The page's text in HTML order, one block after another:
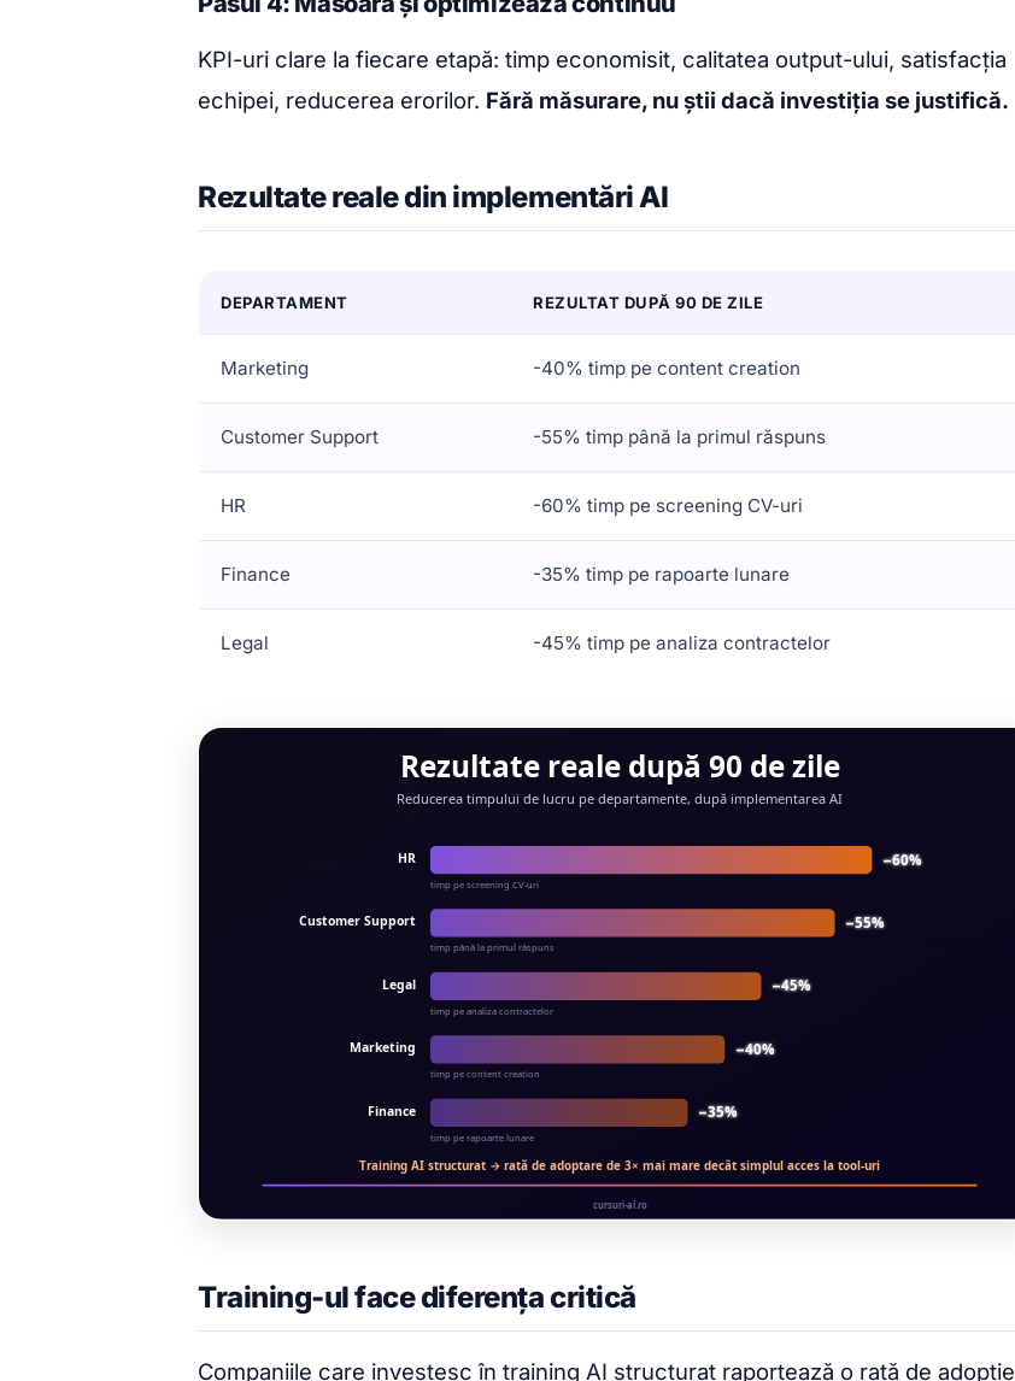
KPI-uri clare la fiecare etapă: timp economisit, calitatea output-ului, satisfacția
echipei, reducerea erorilor. Fără măsurare, nu știi dacă investiția se justifică.
Rezultate reale din implementări AI
DEPARTAMENT REZULTAT DUPĂ 90 DE ZILE
Marketing -40% timp pe content creation
Customer Support -55% timp până la primul răspuns
HR -60% timp pe screening CV-uri
Finance -35% timp pe rapoarte lunare
Legal -45% timp pe analiza contractelor
Training-ul face diferența critică
Companiile care investesc în training AI structurat raportează o rată de adopție